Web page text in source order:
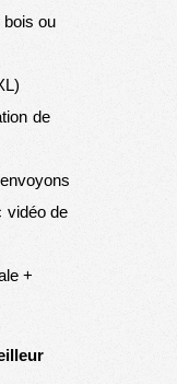
ou
de
vidéo de
+